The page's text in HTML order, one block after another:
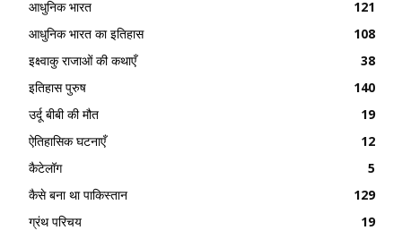
आधुनिक भारत
121
आधुनिक भारत का इतिहास
108
इक्ष्वाकु राजाओं की कथाएँ
38
इतिहास पुरुष
140
उर्दू बीबी की मौत
19
ऐतिहासिक घटनाएँ
12
कैटेलॉग
5
कैसे बना था पाकिस्तान
129
ग्रंथ परिचय
19